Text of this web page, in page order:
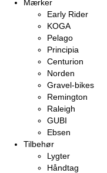
Mærker
Early Rider
KOGA
Pelago
Principia
Centurion
Norden
Gravel-bikes
Remington
Raleigh
GUBI
Ebsen
Tilbehør
Lygter
Håndtag